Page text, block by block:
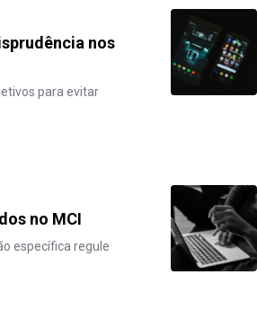
nos
para evitar
no MCI
específica regule